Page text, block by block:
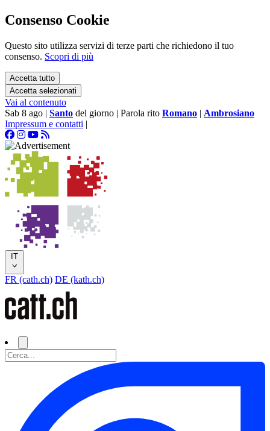
Consenso Cookie
Questo sito utilizza servizi di terze parti che richiedono il tuo
consenso. Scopri di più
Accetta tutto
Accetta selezionati
Vai al contenuto
Sab 8 ago | Santo del giorno | Parola rito Romano | Ambrosiano
Impressum e contatti |
IT
FR (cath.ch) DE (kath.ch)